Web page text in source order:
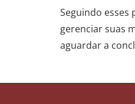
Seguindo esses
gerenciar suas
aguardar a